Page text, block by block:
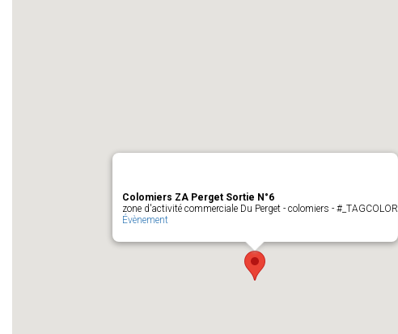
Colomiers ZA Perget Sortie N°6
zone d'activité commerciale Du Perget - colomiers - #_TAGCOLOR
Évènement